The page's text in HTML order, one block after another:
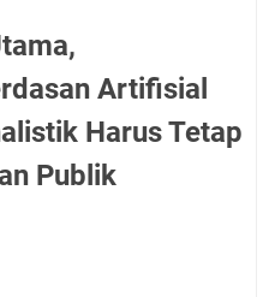
Artifisial
Harus Tetap
Publik